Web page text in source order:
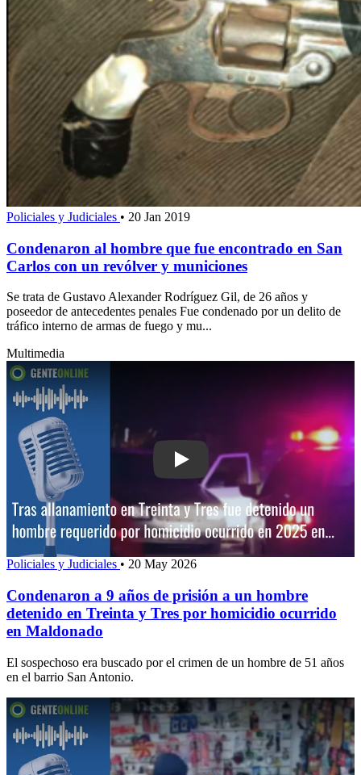
Policiales y Judiciales • 20 Jan 2019
Condenaron al hombre que fue encontrado en San
Carlos con un revólver y municiones
Se trata de Gustavo Alexander Rodríguez Gil, de 26 años y
poseedor de antecedentes penales Fue condenado por un delito de
tráfico interno de armas de fuego y mu...
Multimedia
Play: Condenaron a 9 años de prisión
Policiales y Judiciales • 20 May 2026
Condenaron a 9 años de prisión a un hombre
detenido en Treinta y Tres por homicidio ocurrido
en Maldonado
El sospechoso era buscado por el crimen de un hombre de 51 años
en el barrio San Antonio.